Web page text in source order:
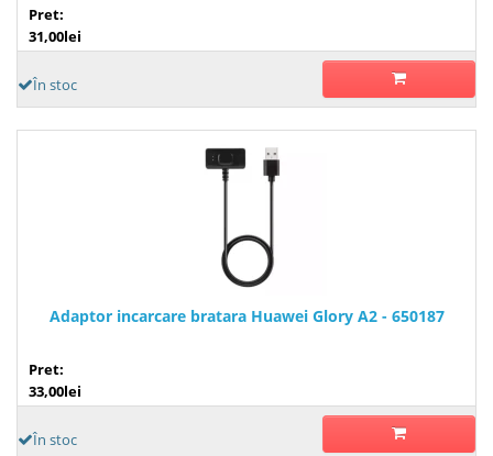
Pret:
31,00lei
În stoc
Adaptor incarcare bratara Huawei Glory A2 - 650187
Pret:
33,00lei
În stoc